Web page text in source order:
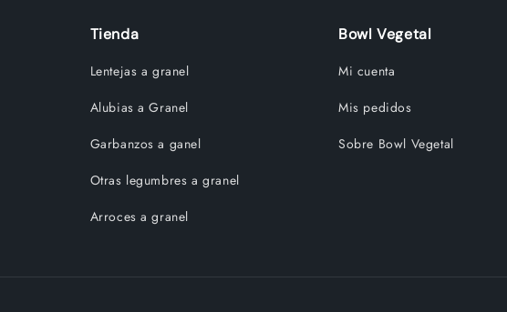
Tienda
Lentejas a granel
Alubias a Granel
Garbanzos a ganel
Otras legumbres a granel
Arroces a granel
Bowl Vegetal
Mi cuenta
Mis pedidos
Sobre Bowl Vegetal